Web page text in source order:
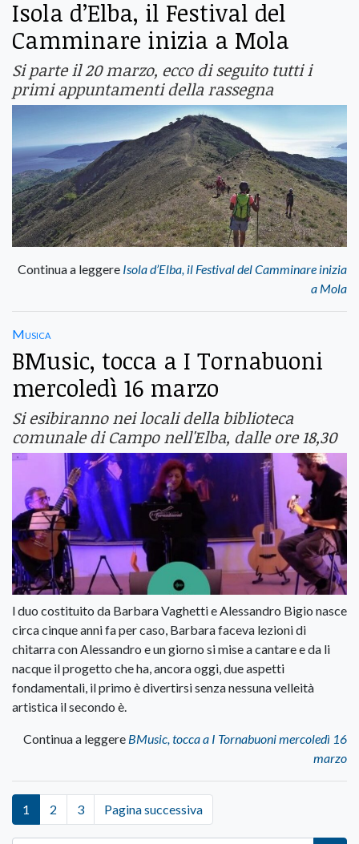
Isola d’Elba, il Festival del
Camminare inizia a Mola
Si parte il 20 marzo, ecco di seguito tutti i
primi appuntamenti della rassegna
Continua a leggere Isola d’Elba, il Festival del Camminare inizia
a Mola
Musica
BMusic, tocca a I Tornabuoni
mercoledì 16 marzo
Si esibiranno nei locali della biblioteca
comunale di Campo nell'Elba, dalle ore 18,30
l duo costituito da Barbara Vaghetti e Alessandro Bigio nasce
circa cinque anni fa per caso, Barbara faceva lezioni di
chitarra con Alessandro e un giorno si mise a cantare e da li
nacque il progetto che ha, ancora oggi, due aspetti
fondamentali, il primo è divertirsi senza nessuna velleità
artistica il secondo è.
Continua a leggere BMusic, tocca a I Tornabuoni mercoledì 16
marzo
1 2 3 Pagina successiva